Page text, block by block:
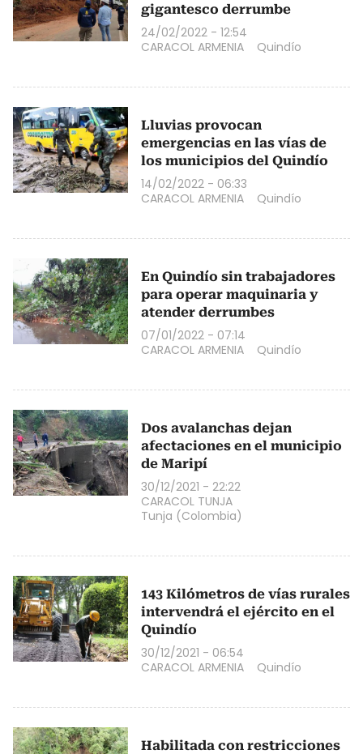
gigantesco derrumbe
24/02/2022 - 12:54
CARACOL ARMENIA
Quindío
Lluvias provocan
emergencias en las vías de
los municipios del Quindío
14/02/2022 - 06:33
CARACOL ARMENIA
Quindío
En Quindío sin trabajadores
para operar maquinaria y
atender derrumbes
07/01/2022 - 07:14
CARACOL ARMENIA
Quindío
Dos avalanchas dejan
afectaciones en el municipio
de Maripí
30/12/2021 - 22:22
CARACOL TUNJA
Tunja (Colombia)
143 Kilómetros de vías rurales
intervendrá el ejército en el
Quindío
30/12/2021 - 06:54
CARACOL ARMENIA
Quindío
Habilitada con restricciones